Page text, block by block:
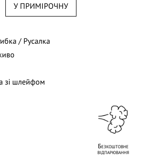
У ПРИМІРОЧНУ
/ Русалка
зі шлейфом
Безкоштовне
відпарювання